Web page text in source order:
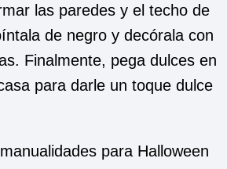
las paredes y el techo de
de negro y decórala con
Finalmente, pega dulces en
para darle un toque dulce
para Halloween